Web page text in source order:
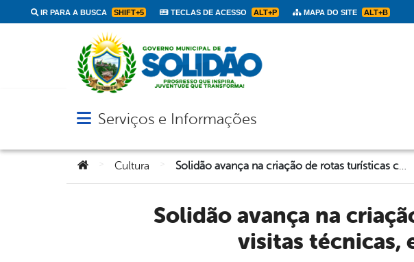
IR PARA A BUSCA SHIFT+5 TECLAS DE ACESSO ALT+P MAPA DO SITE ALT+B
Abrir menu principal de navegação
Serviços e Informações
Você está aqui:
Cultura Solidão avança na criação de rotas turísticas com oficinas e visitas técnicas, em parceria com o SEBRAE
Solidão avança na criação de rotas turísticas com oficinas e
visitas técnicas,